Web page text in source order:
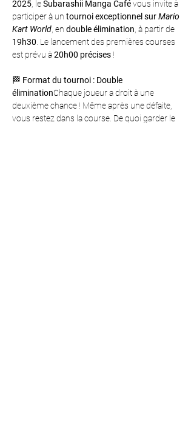
2025 , le Subarashii Manga Café vous invite à
participer à un tournoi exceptionnel sur Mario
Kart World , en double élimination , à partir de
19h30 . Le lancement des premières courses
est prévu à 20h00 précises !
🏁 Format du tournoi : Double
éliminationChaque joueur a droit à une
deuxième chance ! Même après une défaite,
vous restez dans la course. De quoi garder le